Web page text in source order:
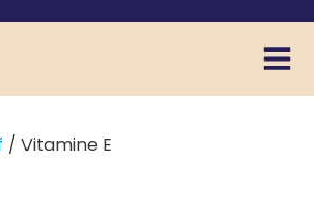
/ Vitamine E